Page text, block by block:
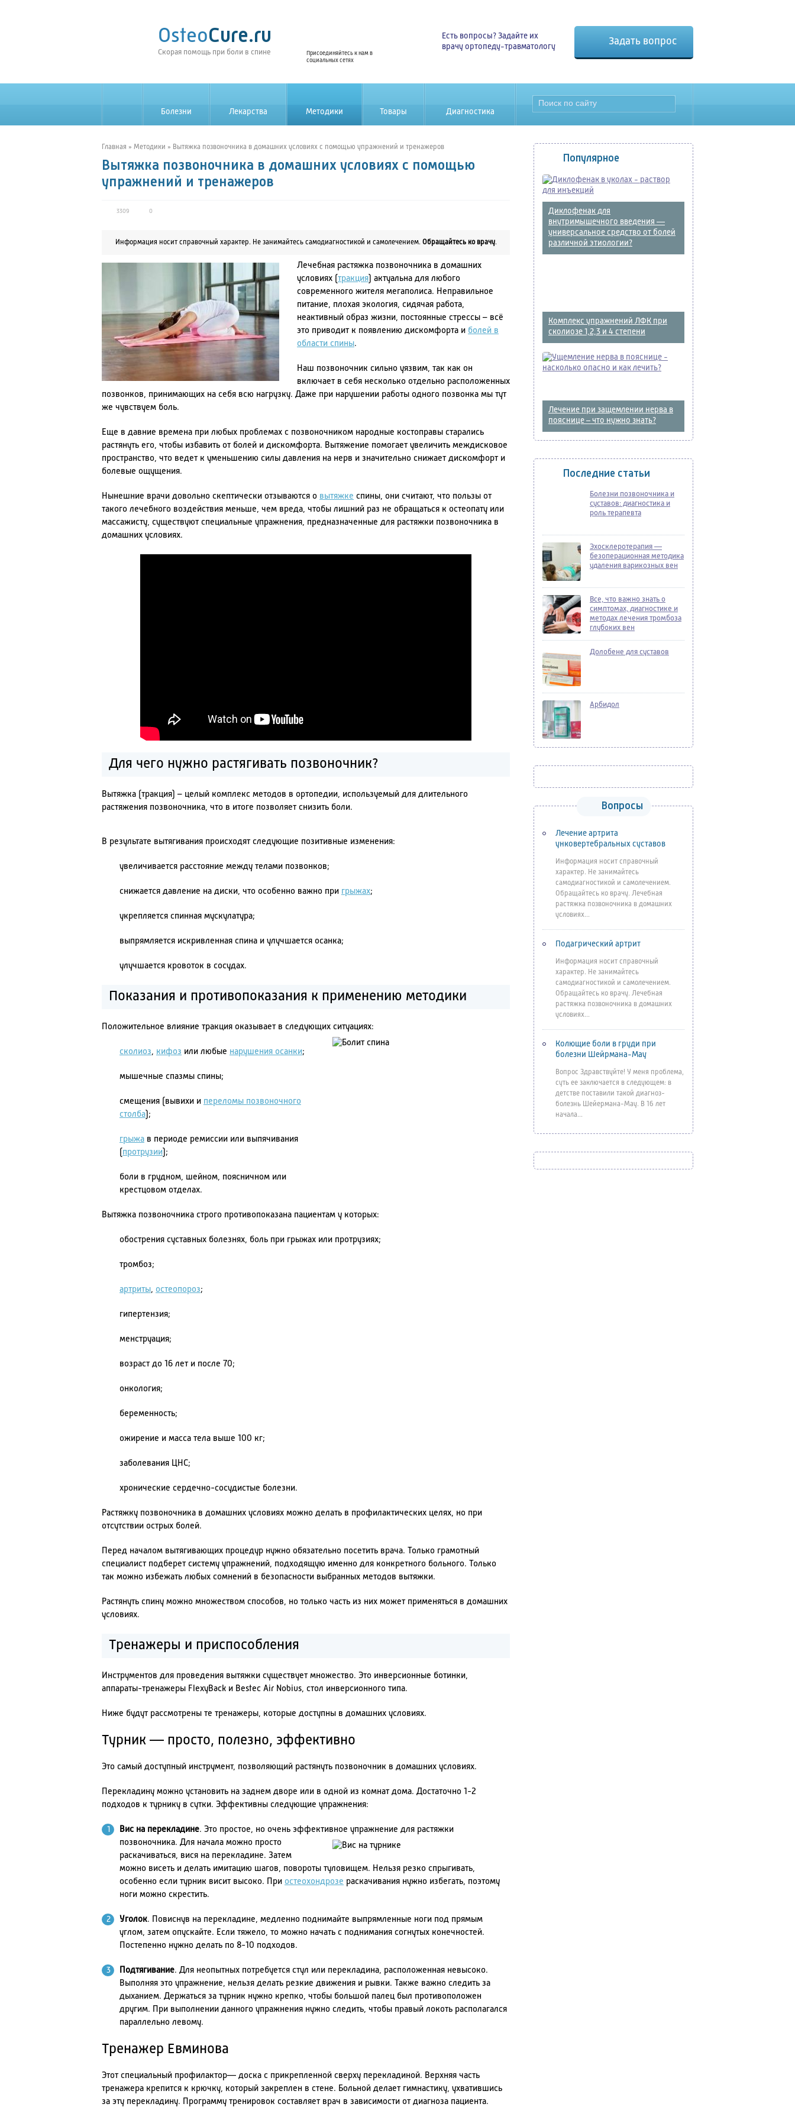
OsteoCure.ru
Скорая помощь при боли в спине
Присоединяйтесь к нам в
социальных сетях
Есть вопросы? Задайте их
врачу ортопеду-травматологу
Задать вопрос
Болезни Лекарства Методики Товары Диагностика
Главная » Методики » Вытяжка позвоночника в домашних условиях с помощью упражнений и тренажеров
Вытяжка позвоночника в домашних условиях с помощью
упражнений и тренажеров
3309 0
Информация носит справочный характер. Не занимайтесь самодиагностикой и самолечением. Обращайтесь ко врачу.
Лечебная растяжка позвоночника в домашних
условиях ( тракция ) актуальна для любого
современного жителя мегаполиса. Неправильное
питание, плохая экология, сидячая работа,
неактивный образ жизни, постоянные стрессы – всё
это приводит к появлению дискомфорта и болей в
области спины.
Наш позвоночник сильно уязвим, так как он
включает в себя несколько отдельно расположенных
позвонков, принимающих на себя всю нагрузку. Даже при нарушении работы одного позвонка мы тут
же чувствуем боль.
Еще в давние времена при любых проблемах с позвоночником народные костоправы старались
растянуть его, чтобы избавить от болей и дискомфорта. Вытяжение помогает увеличить междисковое
пространство, что ведет к уменьшению силы давления на нерв и значительно снижает дискомфорт и
болевые ощущения.
Нынешние врачи довольно скептически отзываются о вытяжке спины, они считают, что пользы от
такого лечебного воздействия меньше, чем вреда, чтобы лишний раз не обращаться к остеопату или
массажисту, существуют специальные упражнения, предназначенные для растяжки позвоночника в
домашних условиях.
Для чего нужно растягивать позвоночник?
Вытяжка (тракция) – целый комплекс методов в ортопедии, используемый для длительного
растяжения позвоночника, что в итоге позволяет снизить боли.
В результате вытягивания происходят следующие позитивные изменения:
увеличивается расстояние между телами позвонков;
снижается давление на диски, что особенно важно при грыжах;
укрепляется спинная мускулатура;
выпрямляется искривленная спина и улучшается осанка;
улучшается кровоток в сосудах.
Показания и противопоказания к применению методики
Положительное влияние тракция оказывает в следующих ситуациях:
сколиоз, кифоз или любые нарушения осанки;
мышечные спазмы спины;
смещения (вывихи и переломы позвоночного
столба );
грыжа в периоде ремиссии или выпячивания
протрузии );
боли в грудном, шейном, поясничном или
крестцовом отделах.
Вытяжка позвоночника строго противопоказана пациентам у которых:
обострения суставных болезнях, боль при грыжах или протрузиях;
тромбоз;
артриты, остеопороз;
гипертензия;
менструация;
возраст до 16 лет и после 70;
онкология;
беременность;
ожирение и масса тела выше 100 кг;
заболевания ЦНС;
хронические сердечно-сосудистые болезни.
Растяжку позвоночника в домашних условиях можно делать в профилактических целях, но при
отсутствии острых болей.
Перед началом вытягивающих процедур нужно обязательно посетить врача. Только грамотный
специалист подберет систему упражнений, подходящую именно для конкретного больного. Только
так можно избежать любых сомнений в безопасности выбранных методов вытяжки.
Растянуть спину можно множеством способов, но только часть из них может применяться в домашних
условиях.
Тренажеры и приспособления
Инструментов для проведения вытяжки существует множество. Это инверсионные ботинки,
аппараты-тренажеры FlexyBack и Bestec Air Nobius, стол инверсионного типа.
Ниже будут рассмотрены те тренажеры, которые доступны в домашних условиях.
Турник — просто, полезно, эффективно
Это самый доступный инструмент, позволяющий растянуть позвоночник в домашних условиях.
Перекладину можно установить на заднем дворе или в одной из комнат дома. Достаточно 1-2
подходов к турнику в сутки. Эффективны следующие упражнения:
Вис на перекладине. Это простое, но очень эффективное упражнение для растяжки
позвоночника. Для начала можно просто
раскачиваться, вися на перекладине. Затем
можно висеть и делать имитацию шагов, повороты туловищем. Нельзя резко спрыгивать,
особенно если турник висит высоко. При остеохондрозе раскачивания нужно избегать, поэтому
ноги можно скрестить.
Уголок. Повиснув на перекладине, медленно поднимайте выпрямленные ноги под прямым
углом, затем опускайте. Если тяжело, то можно начать с поднимания согнутых конечностей.
Постепенно нужно делать по 8-10 подходов.
Подтягивание. Для неопытных потребуется стул или перекладина, расположенная невысоко.
Выполняя это упражнение, нельзя делать резкие движения и рывки. Также важно следить за
дыханием. Держаться за турник нужно крепко, чтобы большой палец был противоположен
другим. При выполнении данного упражнения нужно следить, чтобы правый локоть располагался
параллельно левому.
Тренажер Евминова
Этот специальный профилактор— доска с прикрепленной сверху перекладиной. Верхняя часть
тренажера крепится к крючку, который закреплен в стене. Больной делает гимнастику, ухватившись
за эту перекладину. Программу тренировок составляет врач в зависимости от диагноза пациента.
Популярное
Диклофенак для
внутримышечного введения —
универсальное средство от болей
различной этиологии?
Комплекс упражнений ЛФК при
сколиозе 1,2,3 и 4 степени
Лечение при защемлении нерва в
пояснице – что нужно знать?
Последние статьи
Болезни позвоночника и
суставов: диагностика и
роль терапевта
Эхосклеротерапия —
безоперационная методика
удаления варикозных вен
Все, что важно знать о
симптомах, диагностике и
методах лечения тромбоза
глубоких вен
Долобене для суставов
Арбидол
Вопросы
Лечение артрита
унковертебральных суставов
Информация носит справочный
характер. Не занимайтесь
самодиагностикой и самолечением.
Обращайтесь ко врачу. Лечебная
растяжка позвоночника в домашних
условиях...
Подагрический артрит
Информация носит справочный
характер. Не занимайтесь
самодиагностикой и самолечением.
Обращайтесь ко врачу. Лечебная
растяжка позвоночника в домашних
условиях...
Колющие боли в груди при
болезни Шейрмана-Мау
Вопрос Здравствуйте! У меня проблема,
суть ее заключается в следующем: в
детстве поставили такой диагноз-
болезнь Шейермана-Мау. В 16 лет
начала...